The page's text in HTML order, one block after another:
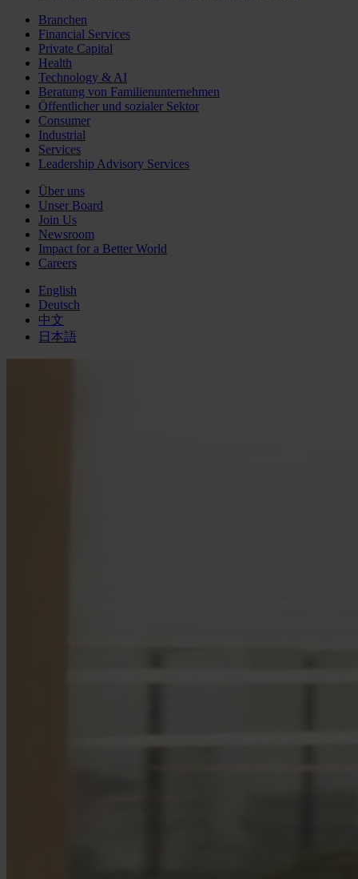
Branchen
Financial Services
Private Capital
Health
Technology & AI
Beratung von Familienunternehmen
Öffentlicher und sozialer Sektor
Consumer
Industrial
Services
Leadership Advisory Services
Über uns
Unser Board
Join Us
Newsroom
Impact for a Better World
Careers
English
Deutsch
中文
日本語